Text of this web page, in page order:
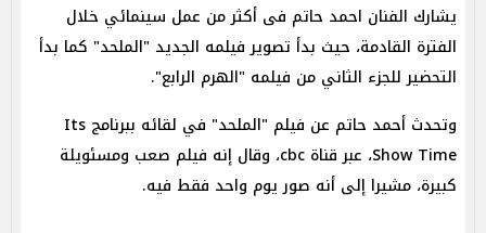
يشارك الفنان احمد حاتم فى أكثر من عمل سينمائي خلال
الفترة القادمة، حيث بدأ تصوير فيلمه الجديد "الملحد" كما بدأ
التحضير للجزء الثاني من فيلمه "الهرم الرابع".
وتحدث أحمد حاتم عن فيلم "الملحد" في لقائه ببرنامج Its
Show Time، عبر قناة cbc، وقال إنه فيلم صعب ومسئويلة
كبيرة، مشيرا إلى أنه صور يوم واحد فقط فيه.